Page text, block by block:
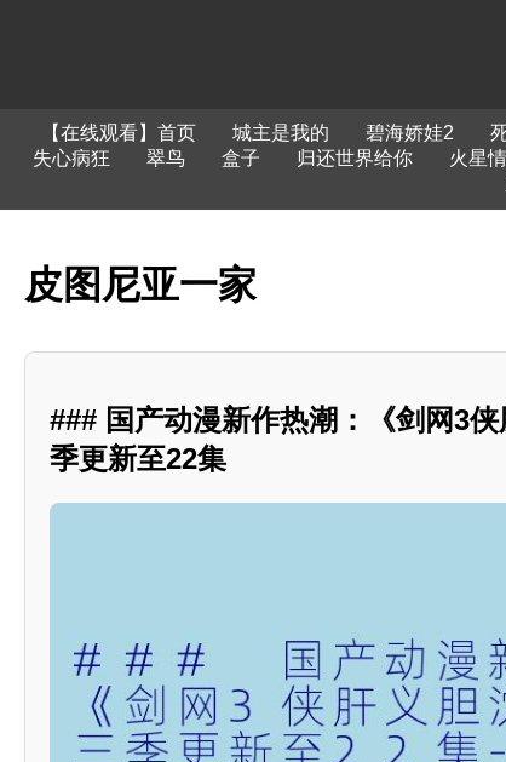
【在线观看】首页 城主是我的 碧海娇娃2
失心病狂
翠鸟 盒子 归还世界给你 火星
皮图尼亚一家
### 国产动漫新作热潮：《剑网3
季更新至22集